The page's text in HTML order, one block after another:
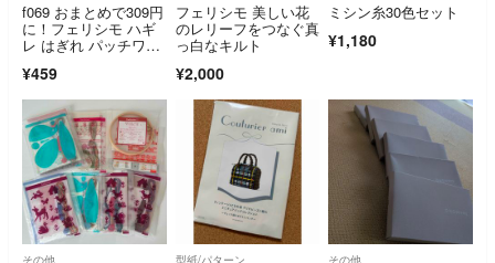
f069 おまとめで309円
に！フェリシモ ハギ
レ はぎれ パッチワー
¥459
フェリシモ 美しい花
のレリーフをつなぐ真
っ白なキルト
¥2,000
ミシン糸30色セット
¥1,180
その他 型紙/パターン その他